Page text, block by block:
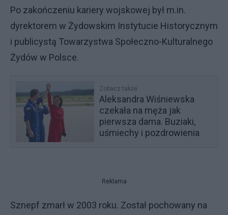
Po zakończeniu kariery wojskowej był m.in.
dyrektorem w Żydowskim Instytucie Historycznym
i publicystą Towarzystwa Społeczno-Kulturalnego
Żydów w Polsce.
Zobacz także
Aleksandra Wiśniewska
czekała na męża jak
pierwsza dama. Buziaki,
uśmiechy i pozdrowienia
Reklama
Sznepf zmarł w 2003 roku. Został pochowany na